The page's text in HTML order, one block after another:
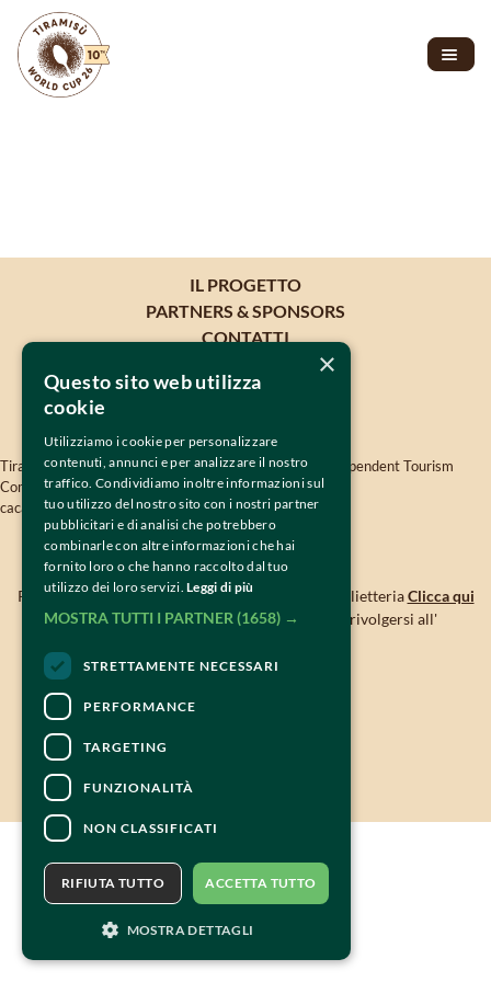
IL PROGETTO
PARTNERS & SPONSORS
CONTATTI
Tiramisù World Cup is oganised by TWISSEN- The Independent Tourism
Company Srls - VAT 04819380264 -twissen.com-
cacao@tiramisuworldcup.com
CONTATTI
Per informazioni e supporto all'acquisto della biglietteriaClicca qui
Per informazioni sul programma e l'evento, rivolgersi all'
Dichiarazione di accessibilità
×
Questo sito web utilizza
cookie
Utilizziamo i cookie per personalizzare
contenuti, annunci e per analizzare il nostro
traffico. Condividiamo inoltre informazioni sul
tuo utilizzo del nostro sito con i nostri partner
pubblicitari e di analisi che potrebbero
combinarle con altre informazioni che hai
fornito loro o che hanno raccolto dal tuo
utilizzo dei loro servizi. Leggi di più
MOSTRA TUTTI I PARTNER (1658) →
STRETTAMENTE NECESSARI
PERFORMANCE
TARGETING
FUNZIONALITÀ
NON CLASSIFICATI
ACCETTA TUTTO
RIFIUTA TUTTO
MOSTRA DETTAGLI